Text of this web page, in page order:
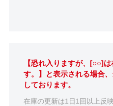
【恐れ入りますが、[○○]
す。】と表示される場合
しております。
在庫の更新は1日1回以上反